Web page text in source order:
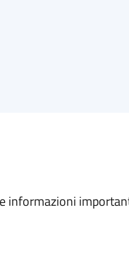
informazioni